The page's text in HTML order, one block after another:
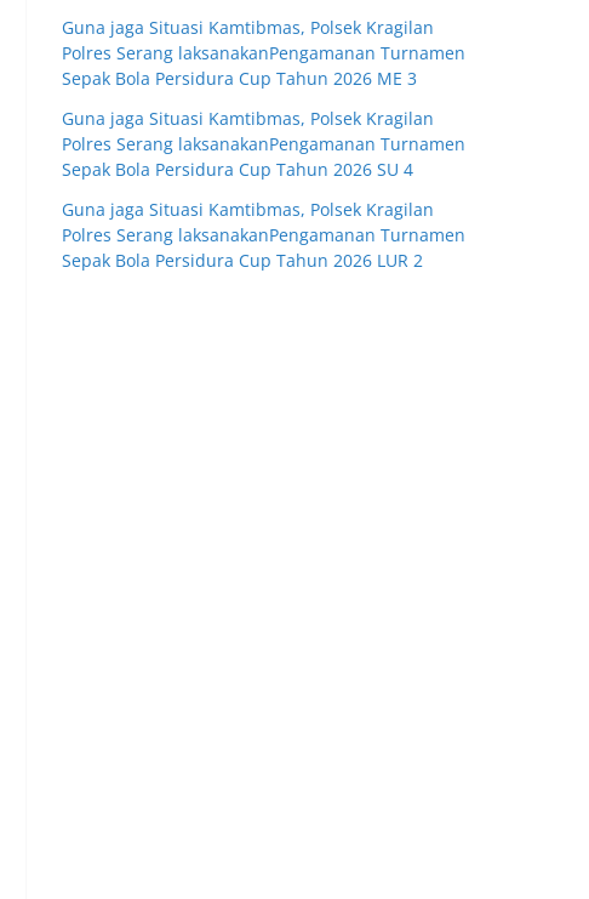
Guna jaga Situasi Kamtibmas, Polsek Kragilan
Polres Serang laksanakanPengamanan Turnamen
Sepak Bola Persidura Cup Tahun 2026 ME 3
Guna jaga Situasi Kamtibmas, Polsek Kragilan
Polres Serang laksanakanPengamanan Turnamen
Sepak Bola Persidura Cup Tahun 2026 SU 4
Guna jaga Situasi Kamtibmas, Polsek Kragilan
Polres Serang laksanakanPengamanan Turnamen
Sepak Bola Persidura Cup Tahun 2026 LUR 2